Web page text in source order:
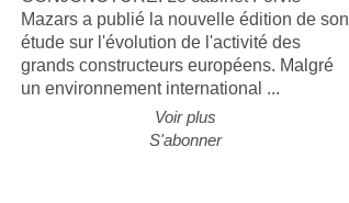
Mazars a publié la nouvelle édition de son
étude sur l'évolution de l'activité des
grands constructeurs européens. Malgré
un environnement international ...
Voir plus
S'abonner